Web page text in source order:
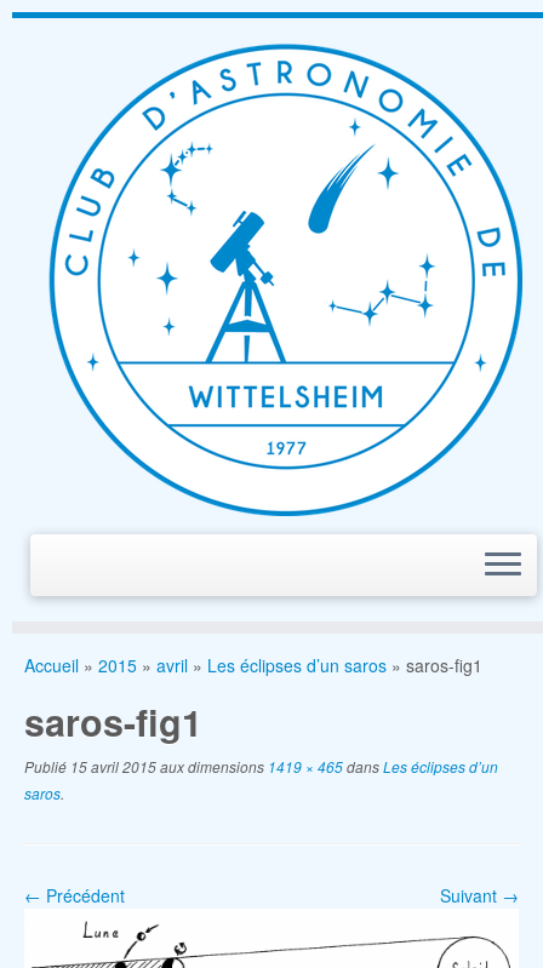
Passer
Accueil » 2015 » avril » Les éclipses d’un saros » saros-fig1
saros-fig1
Publié 15 avril 2015aux dimensions 1419 × 465dansLes éclipses d’un
saros.
← Précédent Suivant →